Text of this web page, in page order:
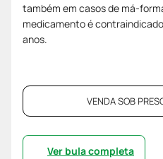
também em casos de má-
medicamento é
anos.
VENDA SOB
Ver bula completa